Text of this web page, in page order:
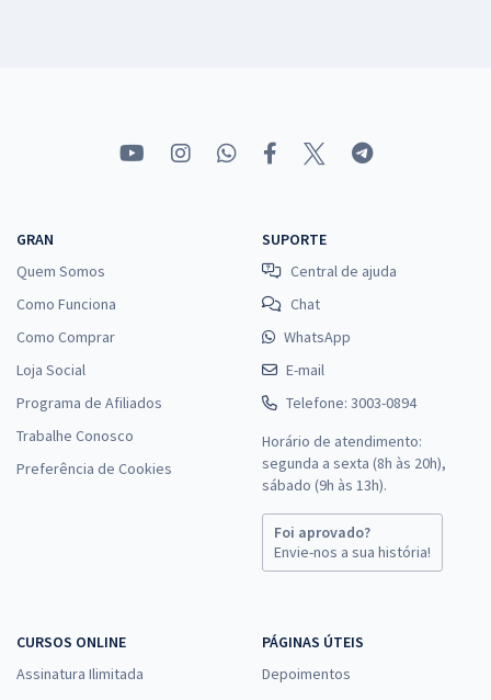
GRAN
Quem Somos
Como Funciona
Como Comprar
Loja Social
Programa de Afiliados
Trabalhe Conosco
Preferência de Cookies
SUPORTE
Central de ajuda
Chat
WhatsApp
E-mail
Telefone: 3003-0894
Horário de atendimento:
segunda a sexta (8h às 20h),
sábado (9h às 13h).
Foi aprovado?
Envie-nos a sua história!
CURSOS ONLINE
Assinatura Ilimitada
PÁGINAS ÚTEIS
Depoimentos